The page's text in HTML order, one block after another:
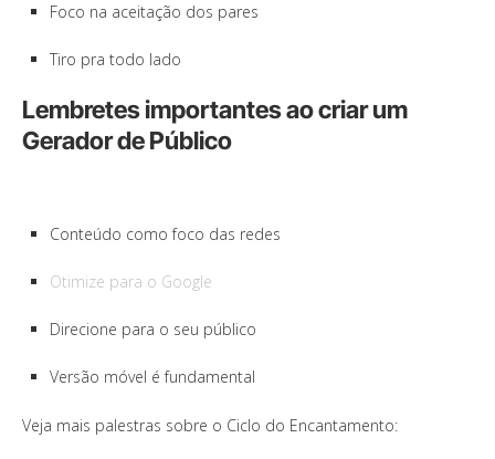
Foco na aceitação dos pares
Tiro pra todo lado
Lembretes importantes ao criar um
Gerador de Público
Conteúdo como foco das redes
Otimize para o Google
Direcione para o seu público
Versão móvel é fundamental
Veja mais palestras sobre o Ciclo do Encantamento: